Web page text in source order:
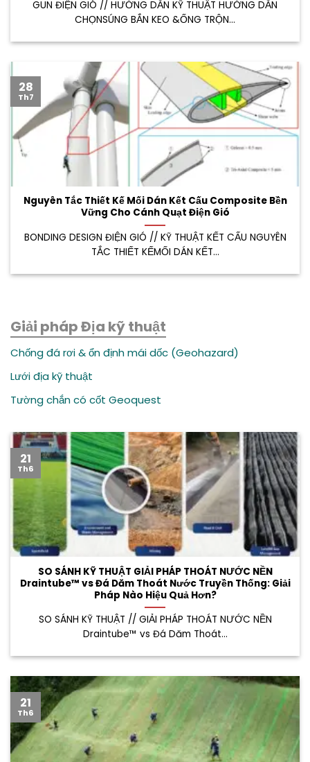
GUN ĐIỆN GIÓ // HƯỚNG DẪN KỸ THUẬT HƯỚNG DẪN
CHỌNSÚNG BẮN KEO &ỐNG TRỘN...
Nguyên Tắc Thiết Kế Mối Dán Kết Cấu Composite Bền
Vững Cho Cánh Quạt Điện Gió
BONDING DESIGN ĐIỆN GIÓ // KỸ THUẬT KẾT CẤU NGUYÊN
TẮC THIẾT KẾMỐI DÁN KẾT...
28
Th7
Giải pháp Địa kỹ thuật
Chống đá rơi & ổn định mái dốc (Geohazard)
Lưới địa kỹ thuật
Tường chắn có cốt Geoquest
SO SÁNH KỸ THUẬT GIẢI PHÁP THOÁT NƯỚC NỀN
Draintube™ vs Đá Dăm Thoát Nước Truyền Thống: Giải
Pháp Nào Hiệu Quả Hơn?
SO SÁNH KỸ THUẬT // GIẢI PHÁP THOÁT NƯỚC NỀN
Draintube™ vs Đá Dăm Thoát...
21
Th6
21
Th6